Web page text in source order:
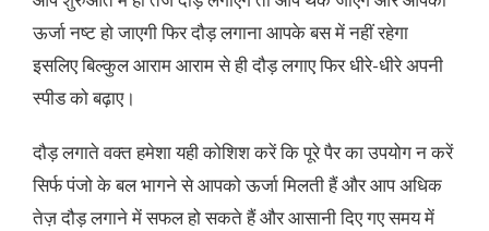
ऊर्जा नष्ट हो जाएगी फिर दौड़ लगाना आपके बस में नहीं रहेगा
इसलिए बिल्कुल आराम आराम से ही दौड़ लगाए फिर धीरे-धीरे अपनी
स्पीड को बढ़ाए।
दौड़ लगाते वक्त हमेशा यही कोशिश करें कि पूरे पैर का उपयोग न करें
सिर्फ पंजो के बल भागने से आपको ऊर्जा मिलती हैं और आप अधिक
तेज़ दौड़ लगाने में सफल हो सकते हैं और आसानी दिए गए समय में